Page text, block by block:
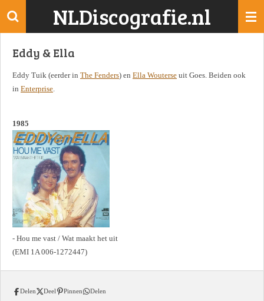
Ga
de
NLDiscografie.nl
Eddy & Ella
Eddy Tuik (eerder in The Fenders) en Ella Wouterse uit Goes. Beiden ook
in Enterprise.
1985
- Hou me vast / Wat maakt het uit
(EMI 1A 006-1272447)
Delen Deel Pinnen Delen